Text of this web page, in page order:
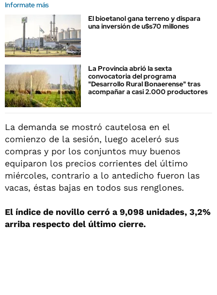
Informate más
El bioetanol gana terreno y dispara
una inversión de u$s70 millones
La Provincia abrió la sexta
convocatoria del programa
"Desarrollo Rural Bonaerense" tras
acompañar a casi 2.000 productores
La demanda se mostró cautelosa en el
comienzo de la sesión, luego aceleró sus
compras y por los conjuntos muy buenos
equiparon los precios corrientes del último
miércoles, contrario a lo antedicho fueron las
vacas, éstas bajas en todos sus renglones.
El índice de novillo cerró a 9,098 unidades, 3,2%
arriba respecto del último cierre.